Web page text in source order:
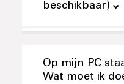
beschikbaar)
Op mijn PC
Wat moet ik